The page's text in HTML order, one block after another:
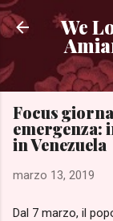
We
Focus
emergenza:
in Venezuela
marzo 13, 2019
Dal 7 marzo, il